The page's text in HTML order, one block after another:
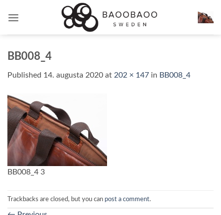
BB008_4
Published 14. augusta 2020 at 202 × 147 in BB008_4
BB008_4 3
Trackbacks are closed, but you can post a comment.